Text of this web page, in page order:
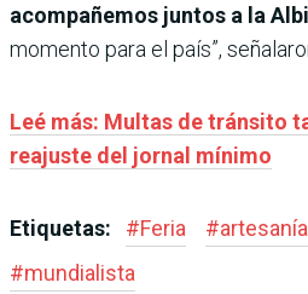
acompañemos juntos a la
momento para el país”,
Leé más: Multas de tránsito
reajuste del jornal mínimo
Etiquetas: #Feria #artesanía
#mundialista